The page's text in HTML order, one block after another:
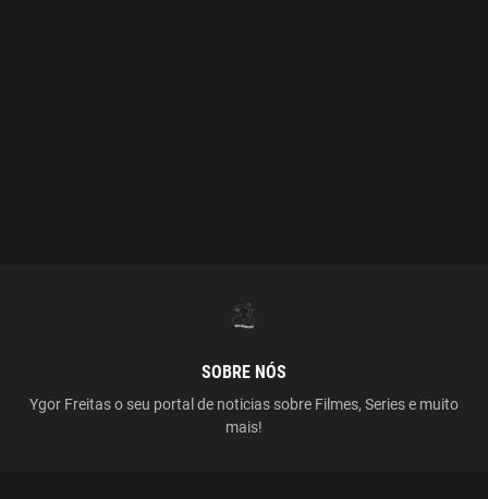
SOBRE NÓS
Ygor Freitas o seu portal de noticias sobre Filmes, Series e muito
mais!